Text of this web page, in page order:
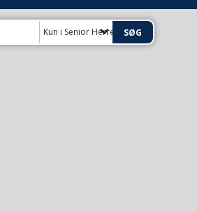
Kun i Senior Herre